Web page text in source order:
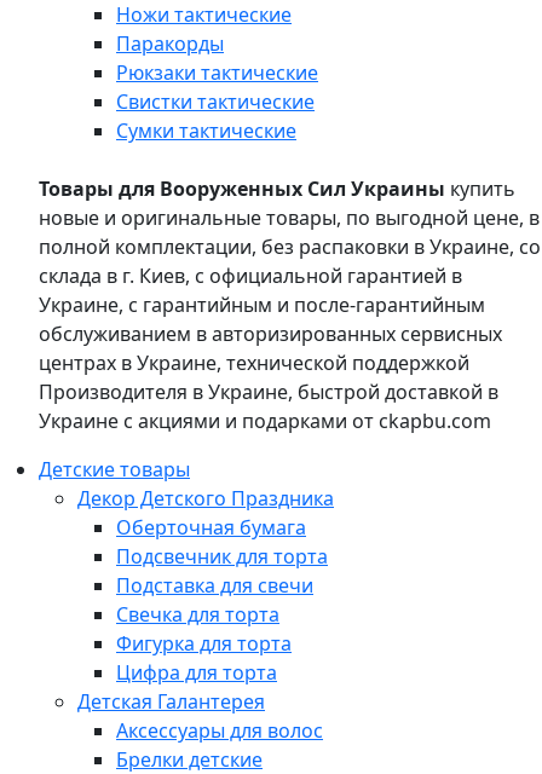
Ножи тактические
Паракорды
Рюкзаки тактические
Свистки тактические
Сумки тактические
Товары для Вооруженных Сил Украины купить
новые и оригинальные товары, по выгодной цене, в
полной комплектации, без распаковки в Украине, со
склада в г. Киев, с официальной гарантией в
Украине, с гарантийным и после-гарантийным
обслуживанием в авторизированных сервисных
центрах в Украине, технической поддержкой
Производителя в Украине, быстрой доставкой в
Украине с акциями и подарками от ckapbu.com
Детские товары
Декор Детского Праздника
Оберточная бумага
Подсвечник для торта
Подставка для свечи
Свечка для торта
Фигурка для торта
Цифра для торта
Детская Галантерея
Аксессуары для волос
Брелки детские